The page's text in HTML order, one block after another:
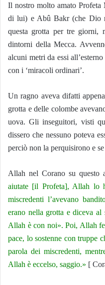
Il nostro molto amato Profeta
di lui) e Abû Bakr (che Dio
questa grotta per tre giorni,
dintorni della Mecca.
alcuni metri da essi
con i ‘miracoli ordinari’.
Un ragno aveva difatti
grotta e delle colombe
uova. Gli inseguitori, visti
dissero che nessuno poteva
perciò non la perquisirono e
Allah nel Corano su questo
aiutate [il Profeta], Allah lo
miscredenti l’avevano
erano nella grotta e diceva
Allah è con noi». Poi, Allah
pace, lo sostenne con truppe
parola dei miscredenti,
Allah è eccelso, saggio.» [